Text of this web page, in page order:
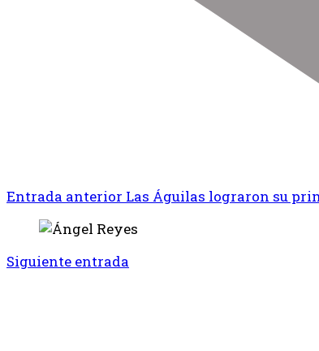
Entrada anterior Las Águilas lograron su
Siguiente entrada